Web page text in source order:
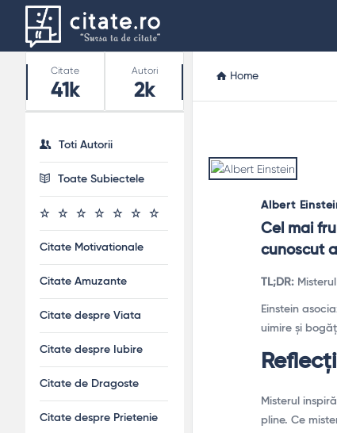
Home
Albert
Cel mai
cunoscut
TL;DR:
Einstein
uimire și
Misterul
pline. Ce
Stats
Citate
41k
Autori
2k
Toti Autorii
Toate Subiectele
Citate Motivationale
Citate Amuzante
Citate despre Viata
Citate despre Iubire
Citate de Dragoste
Citate despre Prietenie